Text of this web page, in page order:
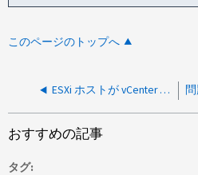
このページのトップへ
ESXi ホストが vCenter から断続的に切断されます
おすすめの記事
タグ